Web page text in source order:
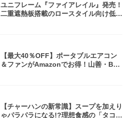
ユニフレーム『ファイアレイル』発売！
二重遮熱板搭載のロースタイル向け低型
【最大40％OFF】ポータブルエアコン
＆ファンがAmazonでお得！山善・Bo
【チャーハンの新常識】スープを加えり
ゃパラパラになる!?理想食感の「タコチ